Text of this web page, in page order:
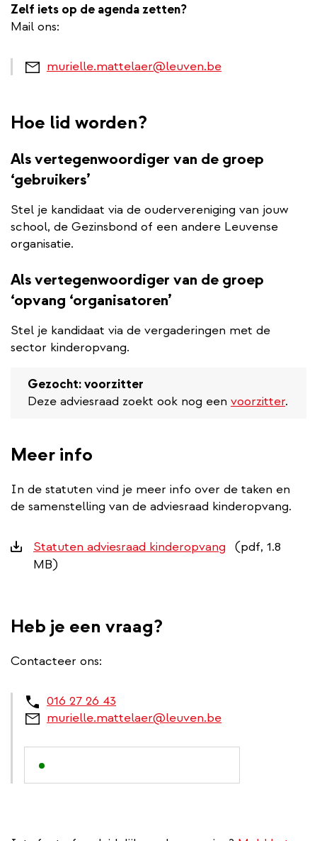
Zelf iets op de agenda zetten?
Mail ons:
murielle.mattelaer@leuven.be
Hoe lid worden?
Als vertegenwoordiger van de groep
‘gebruikers’
Stel je kandidaat via de oudervereniging van jouw
school, de Gezinsbond of een andere Leuvense
organisatie.
Als vertegenwoordiger van de groep
‘opvang ‘organisatoren’
Stel je kandidaat via de vergaderingen met de
sector kinderopvang.
Gezocht: voorzitter
Deze adviesraad zoekt ook nog een voorzitter.
Meer info
In de statuten vind je meer info over de taken en
de samenstelling van de adviesraad kinderopvang.
Downloads
Statuten adviesraad kinderopvang
(pdf, 1.8
MB)
Heb je een vraag?
Contacteer ons:
016 27 26 43
murielle.mattelaer@leuven.be